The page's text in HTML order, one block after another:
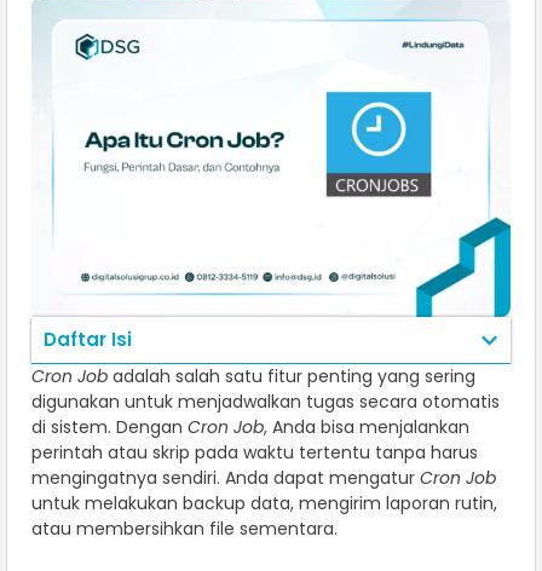
Daftar Isi
Cron Job adalah salah satu fitur penting yang sering
digunakan untuk menjadwalkan tugas secara otomatis
di sistem. Dengan Cron Job, Anda bisa menjalankan
perintah atau skrip pada waktu tertentu tanpa harus
mengingatnya sendiri. Anda dapat mengatur Cron Job
untuk melakukan backup data, mengirim laporan rutin,
atau membersihkan file sementara.